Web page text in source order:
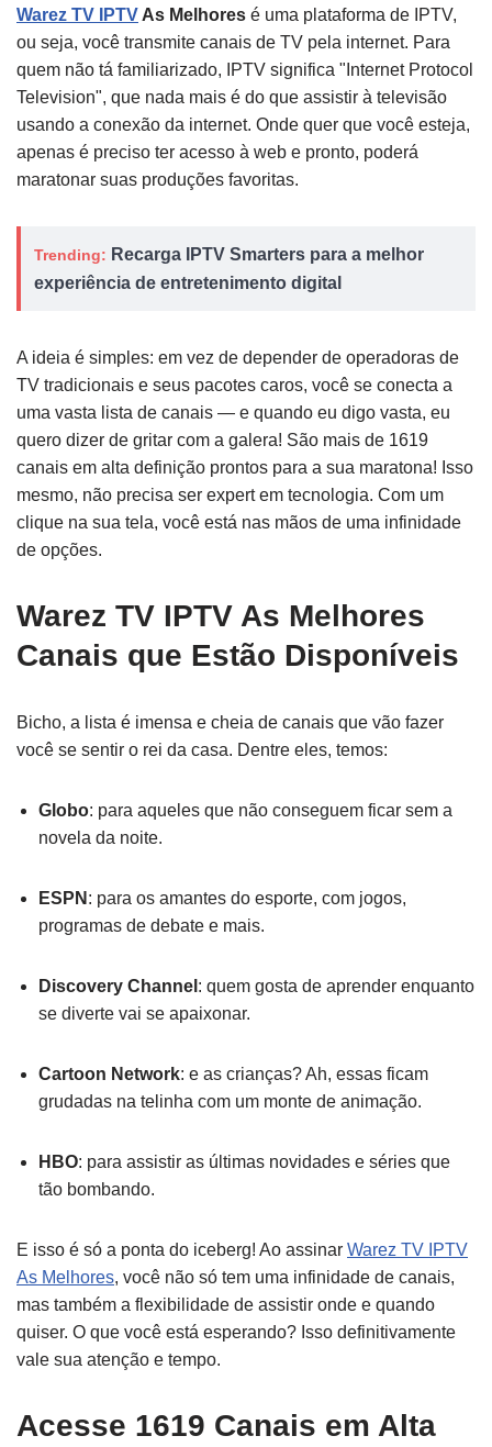
Warez TV IPTV As Melhores é uma plataforma de IPTV,
ou seja, você transmite canais de TV pela internet. Para
quem não tá familiarizado, IPTV significa "Internet Protocol
Television", que nada mais é do que assistir à televisão
usando a conexão da internet. Onde quer que você esteja,
apenas é preciso ter acesso à web e pronto, poderá
maratonar suas produções favoritas.
Trending: Recarga IPTV Smarters para a melhor
experiência de entretenimento digital
A ideia é simples: em vez de depender de operadoras de
TV tradicionais e seus pacotes caros, você se conecta a
uma vasta lista de canais — e quando eu digo vasta, eu
quero dizer de gritar com a galera! São mais de 1619
canais em alta definição prontos para a sua maratona! Isso
mesmo, não precisa ser expert em tecnologia. Com um
clique na sua tela, você está nas mãos de uma infinidade
de opções.
Warez TV IPTV As Melhores
Canais que Estão Disponíveis
Bicho, a lista é imensa e cheia de canais que vão fazer
você se sentir o rei da casa. Dentre eles, temos:
Globo: para aqueles que não conseguem ficar sem a
novela da noite.
ESPN : para os amantes do esporte, com jogos,
programas de debate e mais.
Discovery Channel : quem gosta de aprender enquanto
se diverte vai se apaixonar.
Cartoon Network: e as crianças? Ah, essas ficam
grudadas na telinha com um monte de animação.
HBO: para assistir as últimas novidades e séries que
tão bombando.
E isso é só a ponta do iceberg! Ao assinar Warez TV IPTV
As Melhores, você não só tem uma infinidade de canais,
mas também a flexibilidade de assistir onde e quando
quiser. O que você está esperando? Isso definitivamente
vale sua atenção e tempo.
Acesse 1619 Canais em Alta